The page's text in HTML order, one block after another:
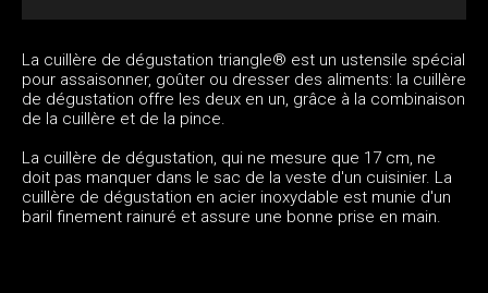
La cuillère de dégustation triangle® est un ustensile spécial
pour assaisonner, goûter ou dresser des aliments: la cuillère
de dégustation offre les deux en un, grâce à la combinaison
de la cuillère et de la pince.
La cuillère de dégustation, qui ne mesure que 17 cm, ne
doit pas manquer dans le sac de la veste d'un cuisinier. La
cuillère de dégustation en acier inoxydable est munie d'un
baril finement rainuré et assure une bonne prise en main.